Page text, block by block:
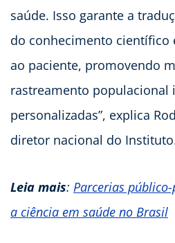
saúde. Isso garante a
do conhecimento científico
ao paciente, promovendo
rastreamento populacional
personalizadas”, explica
diretor nacional do
Leia mais: Parcerias
a ciência em saúde no Brasil